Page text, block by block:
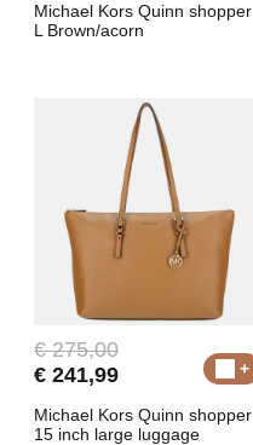
Michael Kors Quinn shopper
L Brown/acorn
€ 275,00
€ 241,99
Michael Kors Quinn shopper
15 inch large luggage